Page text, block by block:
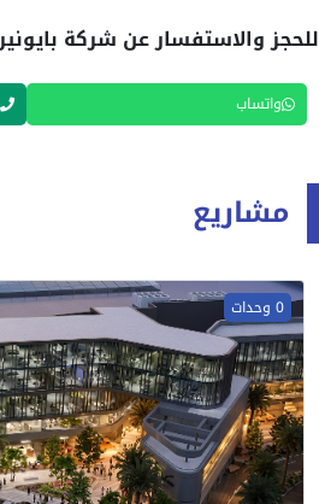
للحجز والاستفسار عن شركة
واتساب
مشاريع
0 وحدات